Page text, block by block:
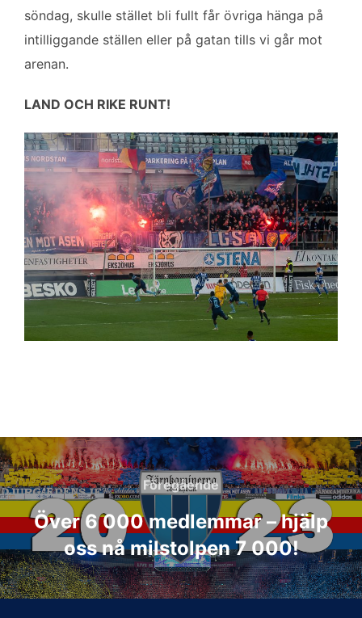
söndag, skulle stället bli fullt får övriga hänga på
intilliggande ställen eller på gatan tills vi går mot
arenan.
LAND OCH RIKE RUNT!
Inläggsnavigering
Föregående
Föregående
Över 6 000 medlemmar – hjälp
oss nå milstolpen 7 000!